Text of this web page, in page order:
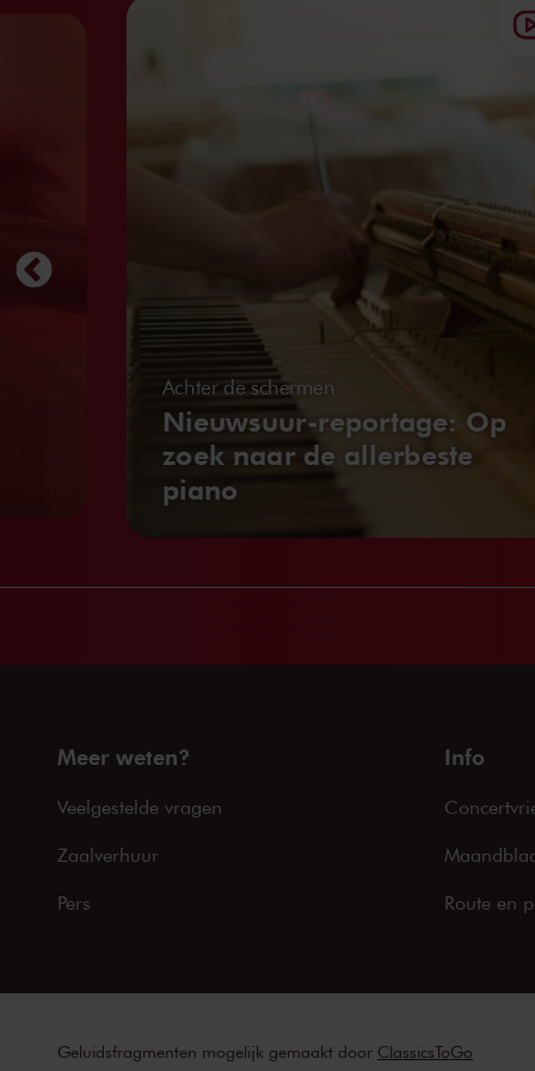
Nieuwsuur-reportage: Op
zoek naar de allerbeste
piano
Achter de schermen
Meer weten?
Veelgestelde vragen
Zaalverhuur
Pers
Info
Route en
Geluidsfragmenten mogelijk gemaakt door ClassicsToGo